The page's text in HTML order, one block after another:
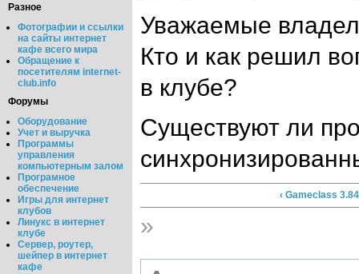
Разное
Фотографии и ссылки
на сайты интернет
кафе всего мира
Обращение к
посетителям internet-
club.info
Форумы
Оборудование
Учет и выручка
Программы
управления
компьютерным залом
Програмное
обеспечение
Игры для интернет
клубов
Линукс в интернет
клубе
Сервер, роутер,
шейпер в интернет
кафе
Уважаемые
Кто и как решил
в клубе?
Существуют ли
‹ Gameclass
»